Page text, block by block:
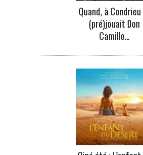
Quand, à Condrieu
(pré)jouait Don
Camillo…